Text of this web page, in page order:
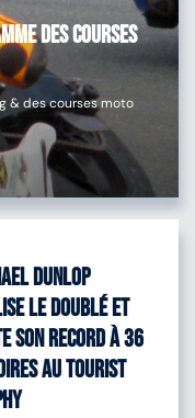
des courses
& des courses moto
Dunlop
le doublé et
son record à 36
au Tourist